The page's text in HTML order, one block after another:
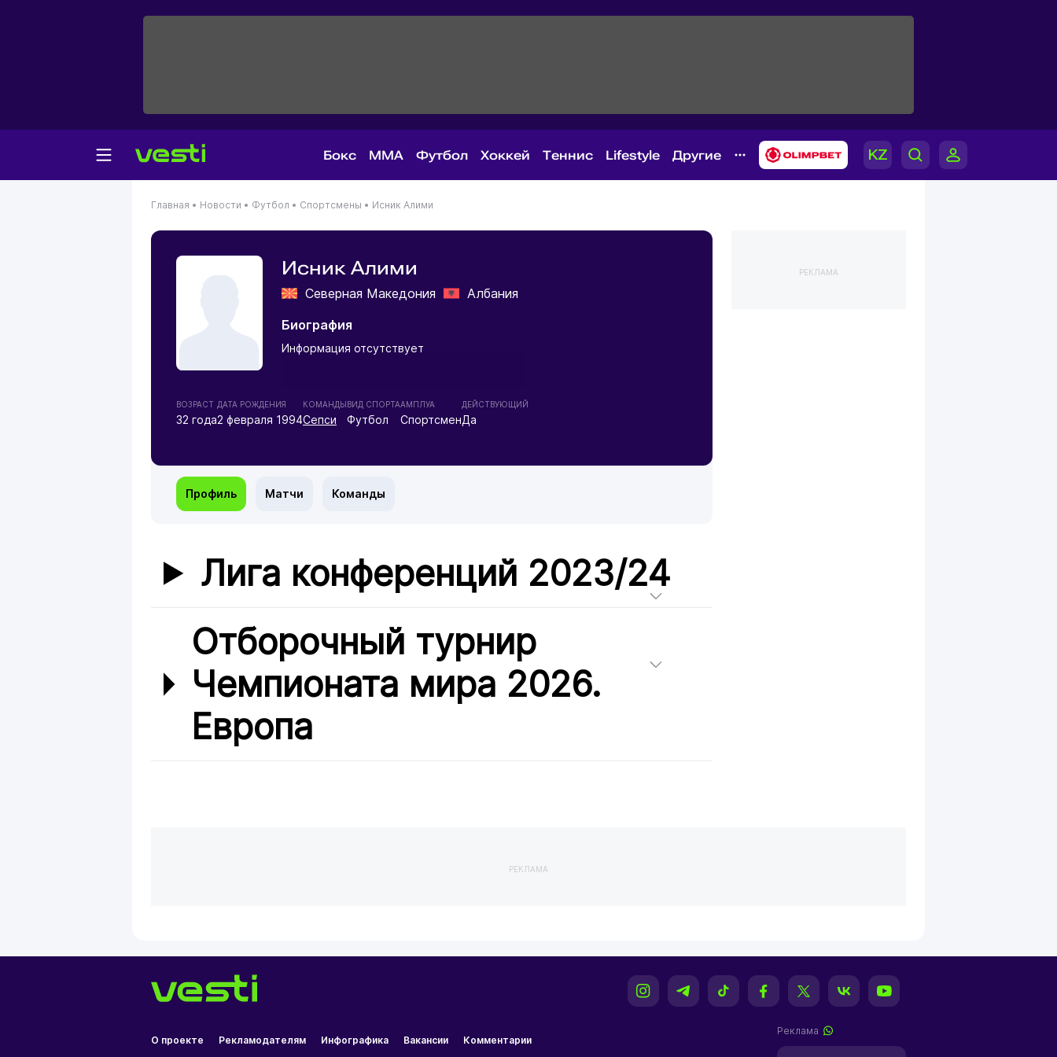
Бокс MMA Футбол Хоккей Теннис Lifestyle Другие
Главная • Новости • Футбол • Спортсмены • Исник Алими
Исник Алими
Северная Македония
Албания
Биография
Информация отсутствует
ВОЗРАСТ
32 года
ДАТА РОЖДЕНИЯ
2 февраля 1994
КОМАНДЫ
Сепси
ВИД СПОРТА
Футбол
АМПЛУА
Спортсмен
ДЕЙСТВУЮЩИЙ
Да
Профиль Матчи Команды
Лига конференций 2023/24
Отборочный турнир
Чемпионата мира 2026.
Европа
РЕКЛАМА
РЕКЛАМА
О проекте Рекламодателям Инфографика Вакансии Комментарии
Реклама